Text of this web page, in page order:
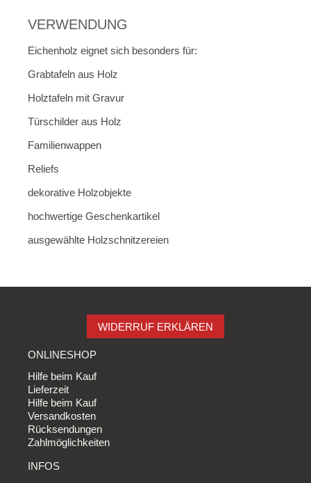
VERWENDUNG
Eichenholz eignet sich besonders für:
Grabtafeln aus Holz
Holztafeln mit Gravur
Türschilder aus Holz
Familienwappen
Reliefs
dekorative Holzobjekte
hochwertige Geschenkartikel
ausgewählte Holzschnitzereien
WIDERRUF ERKLÄREN
ONLINESHOP
Hilfe beim Kauf
Lieferzeit
Hilfe beim Kauf
Versandkosten
Rücksendungen
Zahlmöglichkeiten
INFOS